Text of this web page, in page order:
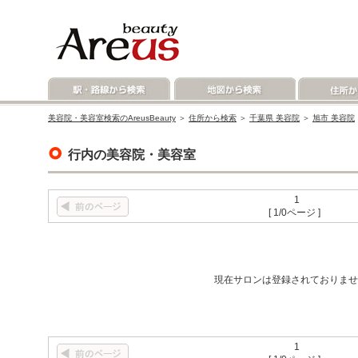
美容院・美容室検索のAreusBeauty ＞ 住所から検索 ＞ 千葉県 美容院 ＞ 旭市 美容院
行内の美容院・美容室
1
[ 1/0ページ ]
現在サロンは登録されておりま
1